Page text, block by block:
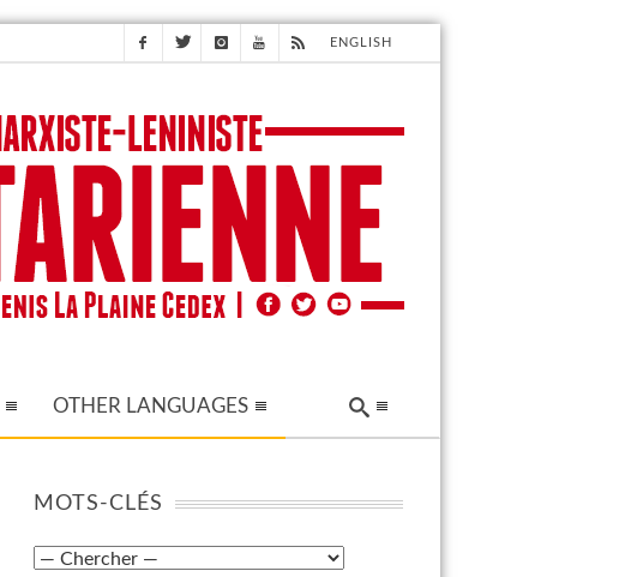
ENGLISH
OTHER LANGUAGES
MOTS-CLÉS